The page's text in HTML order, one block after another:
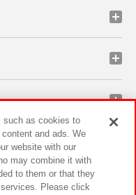
such as cookies to
and ads. We
website with our
may combine it with
to them or that they
Please click